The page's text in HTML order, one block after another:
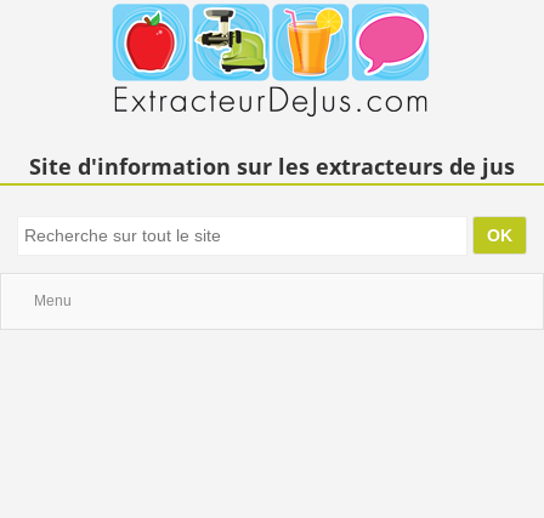
Site d'information sur les extracteurs de jus
Menu